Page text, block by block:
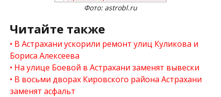
Фото: astrobl.ru
Читайте также
В Астрахани ускорили ремонт улиц Куликова и
Бориса Алексеева
На улице Боевой в Астрахани заменят вывески
В восьми дворах Кировского района Астрахани
заменят асфальт